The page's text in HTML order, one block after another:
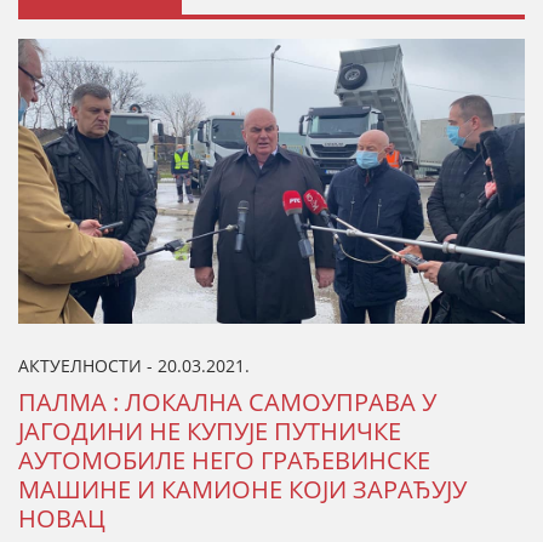
АКТУЕЛНОСТИ - 20.03.2021.
ПАЛМА : ЛОКАЛНА САМОУПРАВА У
ЈАГОДИНИ НЕ КУПУЈЕ ПУТНИЧКЕ
АУТОМОБИЛЕ НЕГО ГРАЂЕВИНСКЕ
МАШИНЕ И КАМИОНЕ КОЈИ ЗАРАЂУЈУ
НОВАЦ